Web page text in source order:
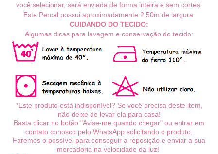
você selecionar, será enviada de forma inteira e sem cortes.
Este Percal possui aproximadamente 2,50m de largura.
CUIDANDO DO TECIDO:
Algumas dicas para lavagem e conservação do tecido:
*Este produto está indisponível? Se você precisa deste item,
não deixe de levar ela para casa!
Basta clicar no botão "Avise-me quando chegar" ou entrar em
contato conosco pelo WhatsApp solicitando o produto.
Faremos o possível para conseguir a reposição e enviar a sua
mercadoria na velocidade da luz!